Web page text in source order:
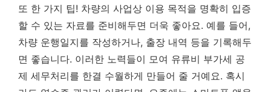
또 한 가지 팁! 차량의 사업상 이용 목적을 명확히 입증
할 수 있는 자료를 준비해두면 더욱 좋아요. 예를 들어,
차량 운행일지를 작성하거나, 출장 내역 등을 기록해두
면 좋습니다. 이러한 노력들이 모여 유류비 부가세 공
제 세무처리를 한결 수월하게 만들어 줄 거예요. 혹시